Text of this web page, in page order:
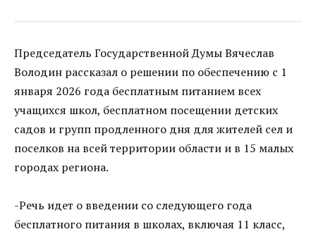
Председатель Государственной Думы Вячеслав
Володин рассказал о решении по обеспечению с 1
января 2026 года бесплатным питанием всех
учащихся школ, бесплатном посещении детских
садов и групп продленного дня для жителей сел и
поселков на всей территории области и в 15 малых
городах региона.
-Речь идет о введении со следующего года
бесплатного питания в школах, включая 11 класс,